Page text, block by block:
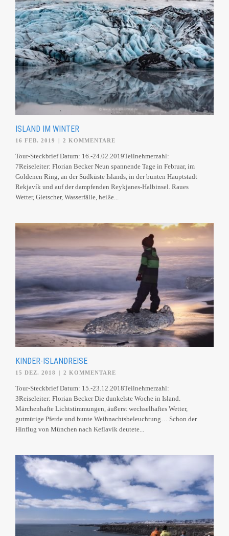
ISLAND IM WINTER
16 FEB. 2019 | 2 KOMMENTARE
Tour-Steckbrief Datum: 16.-24.02.2019Teilnehmerzahl:
7Reiseleiter: Florian Becker Neun spannende Tage in Februar, im
Goldenen Ring, an der Südküste Islands, in der bunten Hauptstadt
Rekjavík und auf der dampfenden Reykjanes-Halbinsel. Raues
Wetter, Gletscher, Wasserfälle, heiße...
KINDER-ISLANDREISE
15 DEZ. 2018 2 KOMMENTARE
Tour-Steckbrief Datum: 15.-23.12.2018Teilnehmerzahl:
3Reiseleiter: Florian Becker Die dunkelste Woche in Island.
Märchenhafte Lichtstimmungen, äußerst wechselhaftes Wetter,
gutmütige Pferde und bunte Weihnachtsbeleuchtung… Schon der
Hinflug von München nach Keflavík deutete...